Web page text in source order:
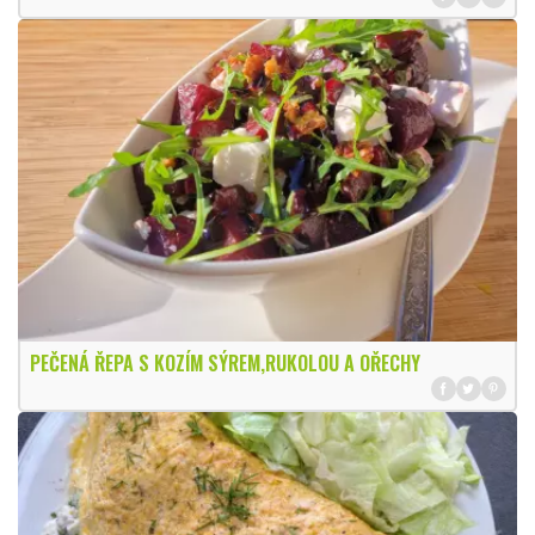
PEČENÁ ŘEPA S KOZÍM SÝREM,RUKOLOU A OŘECHY